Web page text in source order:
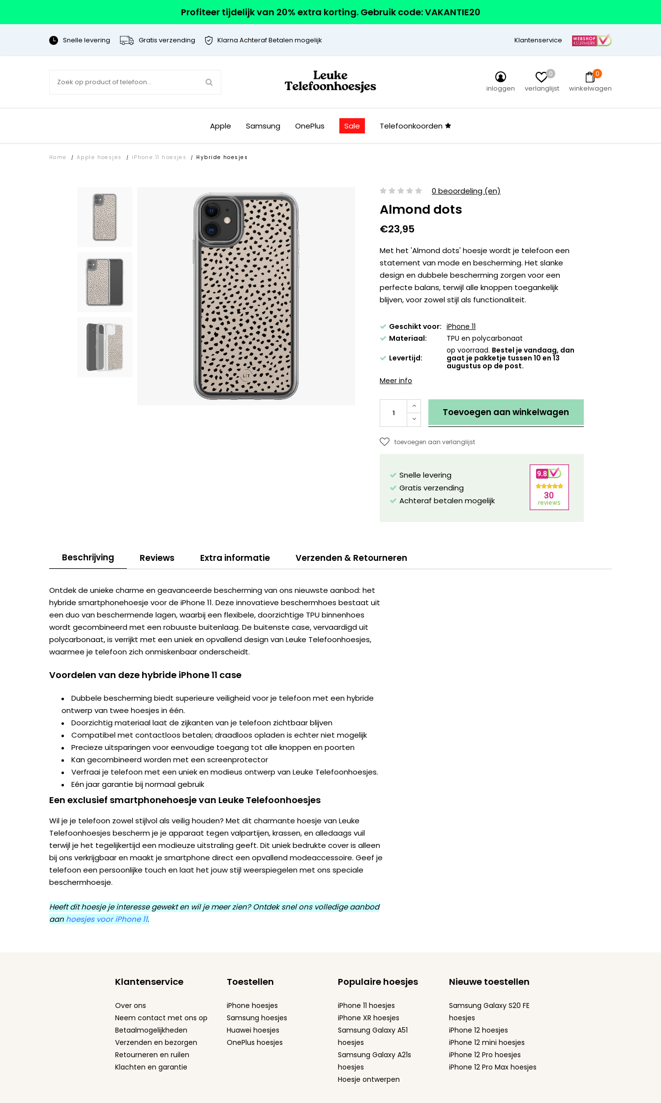
Profiteer tijdelijk van 20% extra korting. Gebruik code: VAKANTIE20
Snelle levering Gratis verzending Klarna Achteraf Betalen mogelijk Klantenservice
inloggen
0
verlanglijst
0
winkelwagen
Apple Samsung OnePlus Sale Telefoonkoorden
Home / Apple hoesjes / iPhone 11 hoesjes / Hybride hoesjes
0 beoordeling (en)
Almond dots
€23,95
Met het 'Almond dots' hoesje wordt je telefoon een
statement van mode en bescherming. Het slanke
design en dubbele bescherming zorgen voor een
perfecte balans, terwijl alle knoppen toegankelijk
blijven, voor zowel stijl als functionaliteit.
Geschikt voor: iPhone 11
Materiaal:
TPU en polycarbonaat
Levertijd:
op voorraad. Bestel je vandaag, dan
gaat je pakketje tussen 10 en 13
augustus op de post.
Meer info
Toevoegen aan winkelwagen
toevoegen aan verlanglijst
Snelle levering
Gratis verzending
Achteraf betalen mogelijk
Beschrijving Reviews Extra informatie Verzenden & Retourneren
Ontdek de unieke charme en geavanceerde bescherming van ons nieuwste aanbod: het
hybride smartphonehoesje voor de iPhone 11. Deze innovatieve beschermhoes bestaat uit
een duo van beschermende lagen, waarbij een flexibele, doorzichtige TPU binnenhoes
wordt gecombineerd met een robuuste buitenlaag. De buitenste case, vervaardigd uit
polycarbonaat, is verrijkt met een uniek en opvallend design van Leuke Telefoonhoesjes,
waarmee je telefoon zich onmiskenbaar onderscheidt.
Voordelen van deze hybride iPhone 11 case
Dubbele bescherming biedt superieure veiligheid voor je telefoon met een hybride
ontwerp van twee hoesjes in één.
Doorzichtig materiaal laat de zijkanten van je telefoon zichtbaar blijven
Compatibel met contactloos betalen; draadloos opladen is echter niet mogelijk
Precieze uitsparingen voor eenvoudige toegang tot alle knoppen en poorten
Kan gecombineerd worden met een screenprotector
Verfraai je telefoon met een uniek en modieus ontwerp van Leuke Telefoonhoesjes.
Eén jaar garantie bij normaal gebruik
Een exclusief smartphonehoesje van Leuke Telefoonhoesjes
Wil je je telefoon zowel stijlvol als veilig houden? Met dit charmante hoesje van Leuke
Telefoonhoesjes bescherm je je apparaat tegen valpartijen, krassen, en alledaags vuil
terwijl je het tegelijkertijd een modieuze uitstraling geeft. Dit uniek bedrukte cover is alleen
bij ons verkrijgbaar en maakt je smartphone direct een opvallend modeaccessoire. Geef je
telefoon een persoonlijke touch en laat het jouw stijl weerspiegelen met ons speciale
beschermhoesje.
Heeft dit hoesje je interesse gewekt en wil je meer zien? Ontdek snel ons volledige aanbod
aan hoesjes voor iPhone 11.
Klantenservice
Over ons
Neem contact met ons op
Betaalmogelijkheden
Verzenden en bezorgen
Retourneren en ruilen
Klachten en garantie
Toestellen
iPhone hoesjes
Samsung hoesjes
Huawei hoesjes
OnePlus hoesjes
Populaire hoesjes
iPhone 11 hoesjes
iPhone XR hoesjes
Samsung Galaxy A51
hoesjes
Samsung Galaxy A21s
hoesjes
Hoesje ontwerpen
Nieuwe toestellen
Samsung Galaxy S20 FE
hoesjes
iPhone 12 hoesjes
iPhone 12 mini hoesjes
iPhone 12 Pro hoesjes
iPhone 12 Pro Max hoesjes